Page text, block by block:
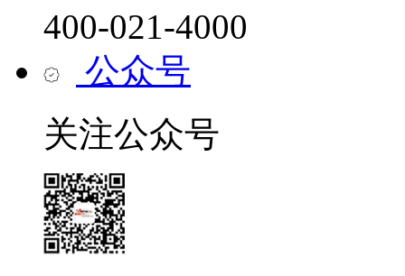
400-021-4000
公众号
关注公众号